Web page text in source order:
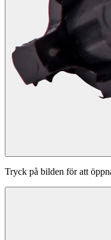
Tryck på bilden för att